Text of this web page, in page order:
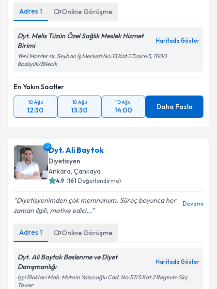
Adres 1 Online Görüşme
Dyt. Melis Tüzün Özel Sağlık Meslek Hizmet
Birimi
Haritada Göster
Yeni Monter sk. Seyhan İş Merkezi No:13 Kat:2 Daire:5, 11100
Bozüyük/Bilecik
En Yakın Saatler
10 Ağu
12:30
10 Ağu
13:30
10 Ağu
14:00 Daha Fazla
Dyt. Ali Baytok
Diyetisyen
Ankara, Çankaya
4.9 (161 Değerlendirme)
Diyetisyenimden çok memnunum. Süreç boyunca her
zaman ilgili, motive edici...
Devamı
Adres 1 Online Görüşme
Dyt. Ali Baytok Beslenme ve Diyet
Danışmanlığı
Haritada Göster
İşçi Blokları Mah. Muhsin Yazıcıoğlu Cad. No:57/5 Kat:2 Regnum Sky
Tower